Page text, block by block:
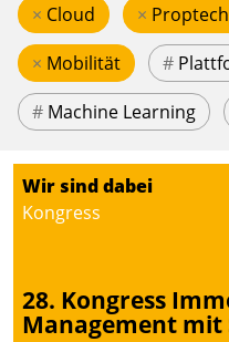
× Cloud ×
× Mobilität #
# Machine Learning
Wir sind dabei
Kongress
28. Kongress
Management mit